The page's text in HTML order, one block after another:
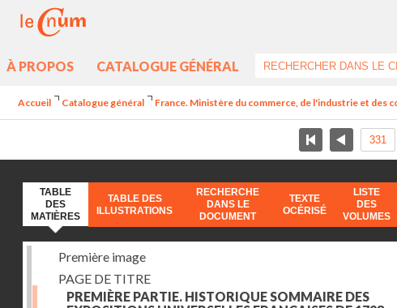
À PROPOS CATALOGUE GÉNÉRAL
Accueil Catalogue général France. Ministère du commerce, de l'industrie et des
TABLE
DES
MATIÈRES
TABLE DES
ILLUSTRATIONS
RECHERCHE
DANS LE
DOCUMENT
TEXTE
OCÉRISÉ
LISTE
DES
VOLUMES
Première image
PAGE DE TITRE
PREMIÈRE PARTIE. HISTORIQUE SOMMAIRE DES